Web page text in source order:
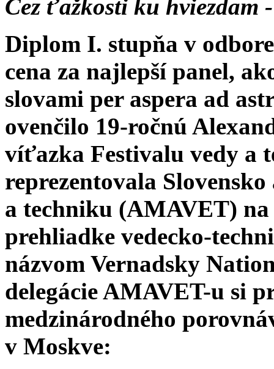
Cez ťažkosti ku hviezdam
Diplom I. stupňa v
cena za najlepší panel,
slovami per aspera ad
ovenčilo 19-ročnú
víťazka Festivalu vedy a
reprezentovala
a techniku (AMAVET)
prehliadke vedecko-
názvom Vernadsky
delegácie AMAVET-u si
medzinárodného
v Moskve: